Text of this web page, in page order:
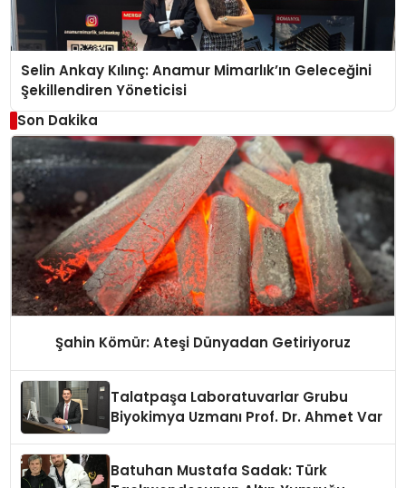
Selin Ankay Kılınç: Anamur Mimarlık’ın Geleceğini
Şekillendiren Yöneticisi
Son Dakika
Şahin Kömür: Ateşi Dünyadan Getiriyoruz
Talatpaşa Laboratuvarlar Grubu
Biyokimya Uzmanı Prof. Dr. Ahmet Var
Batuhan Mustafa Sadak: Türk